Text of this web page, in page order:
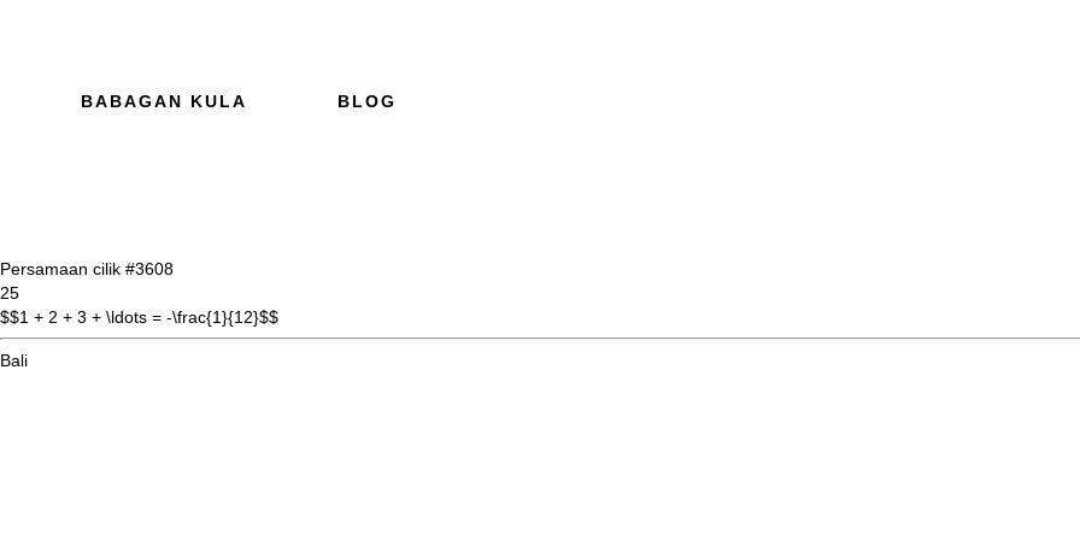
BABAGAN KULA BLOG
Persamaan cilik #3608
25
$$1 + 2 + 3 + \ldots = -\frac{1}{12}$$
Bali